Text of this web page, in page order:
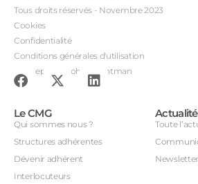
Tous droits réservés - Novembre 2023
Cookies
Confidentialité
Conditions générales d'utilisation
Conception : John Brightman
Le CMG
Qui sommes nous ?
Structures adhérentes
Dévenir adhérent
Interlocuteurs
Toute